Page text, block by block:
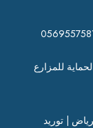
للمزارع
| توريد